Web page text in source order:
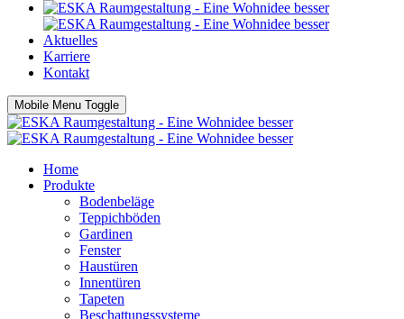
Aktuelles
Karriere
Kontakt
Mobile Menu Toggle
Home
Produkte
Bodenbeläge
Teppichböden
Gardinen
Fenster
Haustüren
Innentüren
Tapeten
Beschattungssysteme